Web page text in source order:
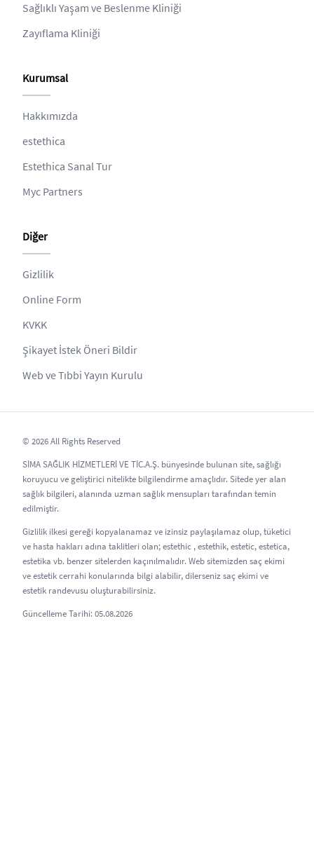
Sağlıklı Yaşam ve Beslenme Kliniği
Zayıflama Kliniği
Kurumsal
Hakkımızda
estethica
Estethica Sanal Tur
Myc Partners
Diğer
Gizlilik
Online Form
KVKK
Şikayet İstek Öneri Bildir
Web ve Tıbbi Yayın Kurulu
© 2026 All Rights Reserved
SİMA SAĞLIK HİZMETLERİ VE TİC.A.Ş. bünyesinde bulunan site, sağlığı
koruyucu ve geliştirici nitelikte bilgilendirme amaçlıdır. Sitede yer alan
sağlık bilgileri, alanında uzman sağlık mensupları tarafından temin
edilmiştir.
Gizlilik ilkesi gereği kopyalanamaz ve izinsiz paylaşılamaz olup, tüketici
ve hasta hakları adına taklitleri olan; estethic , estethik, estetic, estetica,
estetika vb. benzer sitelerden kaçınılmalıdır. Web sitemizden saç ekimi
ve estetik cerrahi konularında bilgi alabilir, dilerseniz saç ekimi ve
estetik randevusu oluşturabilirsiniz.
Güncelleme Tarihi: 05.08.2026